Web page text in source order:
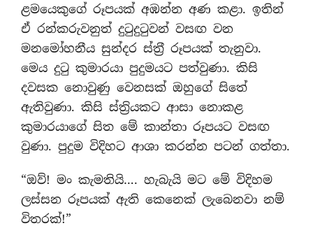
ළමයෙකුගේ රූපයක් අඹන්න අණ කළා. ඉතින්
ඒ රන්කරුවනුත් දුටුදුටුවන් වසඟ වන
මනමෝහනීය සුන්දර ස්ත‍්‍රී රූපයක් තැනුවා.
මෙය දුටු කුමාරයා පුදුමයට පත්වුණා. කිසි
දවසක නොවුණු වෙනසක් ඔහුගේ සිතේ
ඇතිවුණා. කිසි ස්ත‍්‍රියකට ආසා නොකළ
කුමාරයාගේ සිත මේ කාන්තා රූපයට වසඟ
වුණා. පුදුම විදිහට ආශා කරන්න පටන් ගත්තා.
“ඔව්! මං කැමතියි…. හැබැයි මට මේ විදිහම
ලස්සන රූපයක් ඇති කෙනෙක් ලැබෙනවා නම්
විතරක්!”